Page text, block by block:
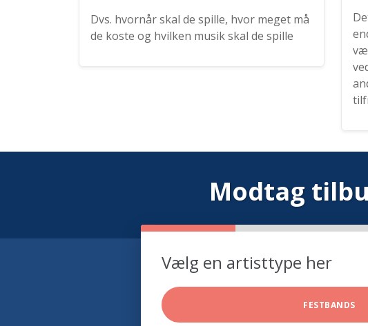
Dvs. hvornår skal de spille, hvor meget må
de koste og hvilken musik skal de spille
Modtag
Vælg en artisttype her
FESTBANDS